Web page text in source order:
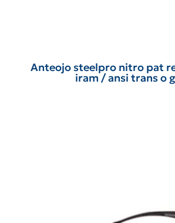
Anteojo steelpro nitro pat
iram / ansi trans o